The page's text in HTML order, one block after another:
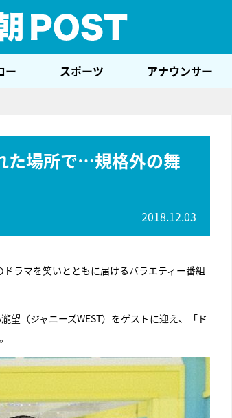
ー スポーツ アナウンサー
た場所で…規格外の舞
2018.12.03
ラマを笑いとともに届けるバラエティー番組
望（ジャニーズWEST）をゲストに迎え、「ド
E齋藤樹愛羅＆佐々木舞香SPインタ
ビュー